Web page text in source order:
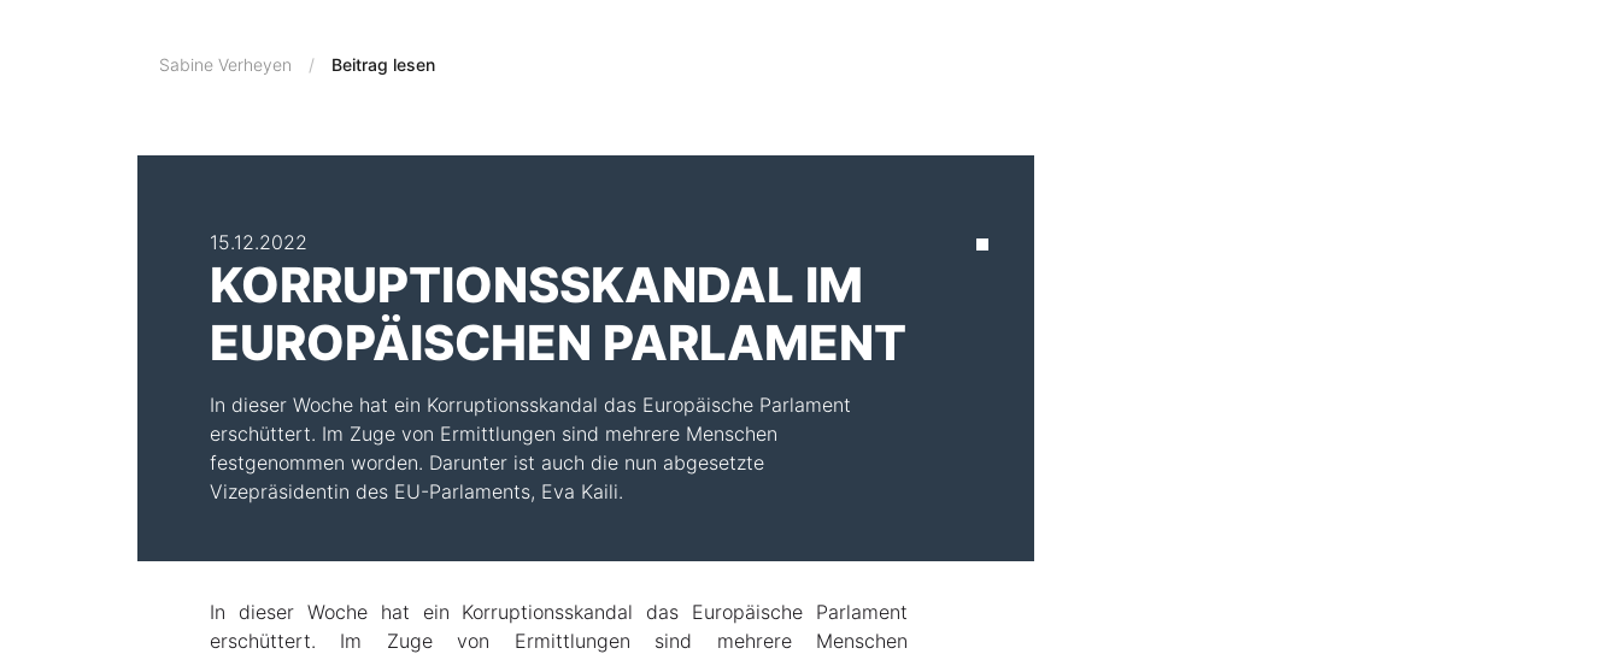
Sabine Verheyen Beitrag lesen
15.12.2022
KORRUPTIONSSKANDAL IM
EUROPÄISCHEN PARLAMENT
In dieser Woche hat ein Korruptionsskandal das Europäische Parlament
erschüttert. Im Zuge von Ermittlungen sind mehrere Menschen
festgenommen worden. Darunter ist auch die nun abgesetzte
Vizepräsidentin des EU-Parlaments, Eva Kaili.
In dieser Woche hat ein Korruptionsskandal das Europäische Parlament
erschüttert. Im Zuge von Ermittlungen sind mehrere Menschen